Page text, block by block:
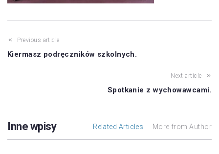
Previous article
Kiermasz podręczników szkolnych.
Next article
Spotkanie z wychowawcami.
Inne wpisy Related Articles More from Author